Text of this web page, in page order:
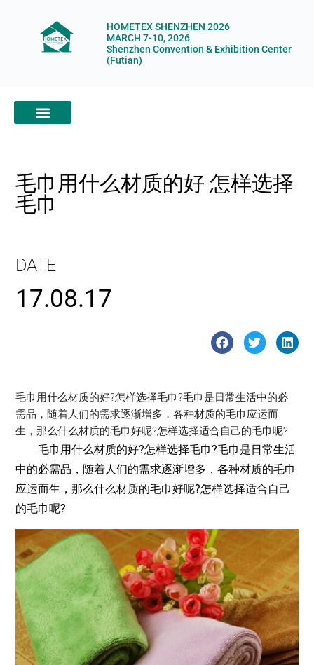
HOMETEX SHENZHEN 2026
MARCH 7-10, 2026
Shenzhen Convention & Exhibition Center
(Futian)
毛巾用什么材质的好 怎样选择
毛巾
DATE
17.08.17
毛巾用什么材质的好?怎样选择毛巾?毛巾是日常生活中的必
需品，随着人们的需求逐渐增多，各种材质的毛巾应运而
生，那么什么材质的毛巾好呢?怎样选择适合自己的毛巾呢?
毛巾用什么材质的好?怎样选择毛巾?毛巾是日常生活
中的必需品，随着人们的需求逐渐增多，各种材质的毛巾
应运而生，那么什么材质的毛巾好呢?怎样选择适合自己
的毛巾呢?